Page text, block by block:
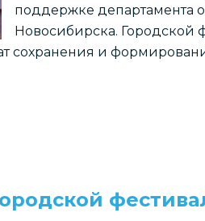
поддержке департамента
Новосибирска. Городской
сохранения и